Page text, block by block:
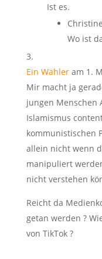
Ist es.
Wo ist
Ein Wähler am 1.
Mir macht ja
jungen Menschen
Islamismus
kommunistischen
allein nicht wenn
manipuliert
nicht verstehen
Reicht da
getan werden ?
von TikTok ?